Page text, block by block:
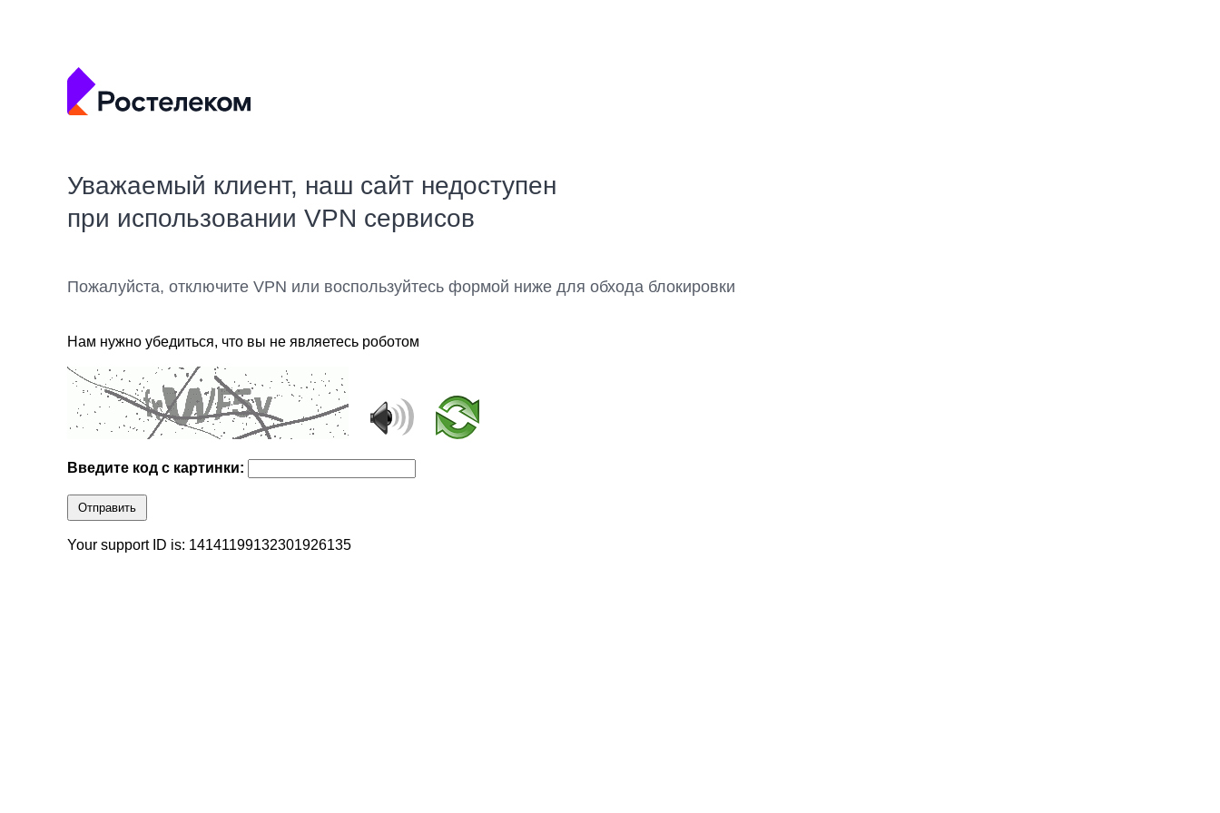
Уважаемый клиент, наш сайт недоступен
при использовании VPN сервисов
Пожалуйста, отключите VPN или воспользуйтесь формой ниже для обхода блокировки
Нам нужно убедиться, что вы не являетесь роботом
Введите код с картинки:
Отправить
Your support ID is: 14141199132301926135